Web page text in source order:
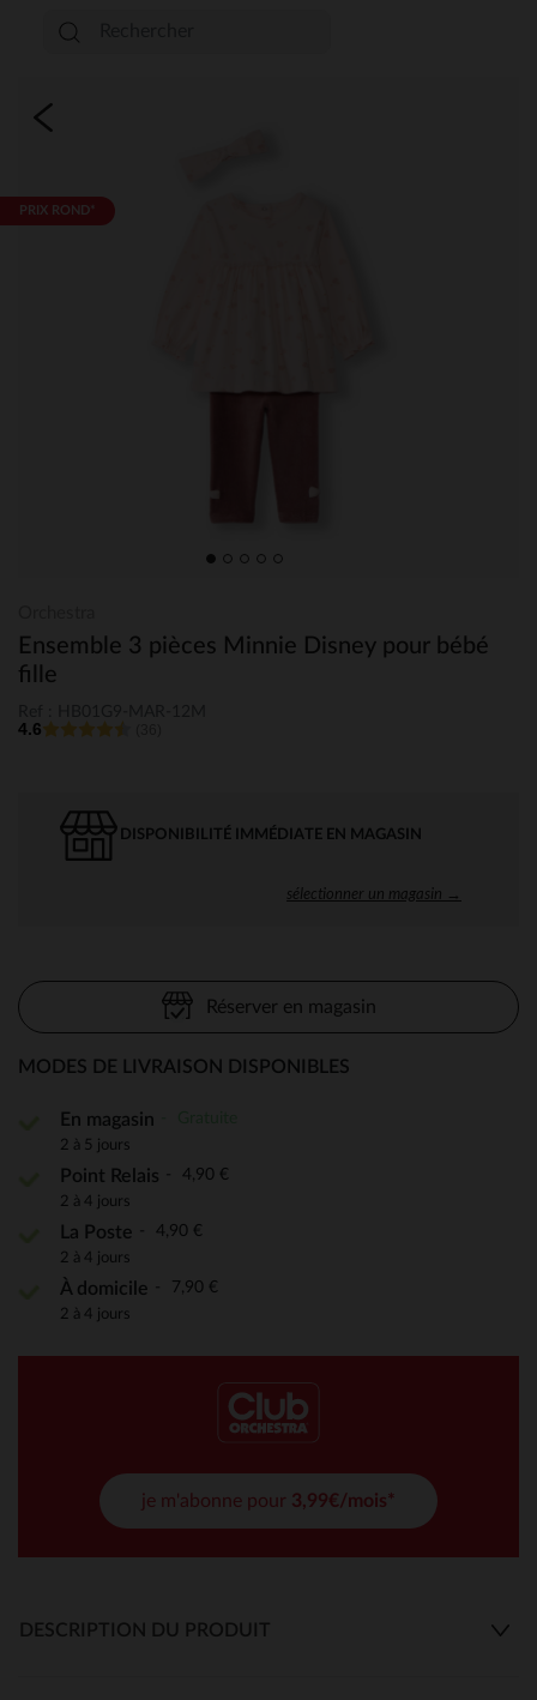
PRIX ROND*
Ensemble 3 pièces Minnie Disney pour bébé
fille
4.6
DISPONIBILITÉ IMMÉDIATE EN MAGASIN
sélectionner un magasin →
Réserver en magasin
MODES DE LIVRAISON DISPONIBLES
En magasin
2 à 5 jours
Point Relais 4,90 €
2 à 4 jours
La Poste 4,90 €
2 à 4 jours
À domicile 7,90 €
2 à 4 jours
je m'abonne pour 3,99€/mois*
DESCRIPTION DU PRODUIT